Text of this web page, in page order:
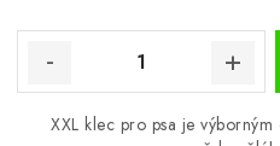
XXL klec pro psa je